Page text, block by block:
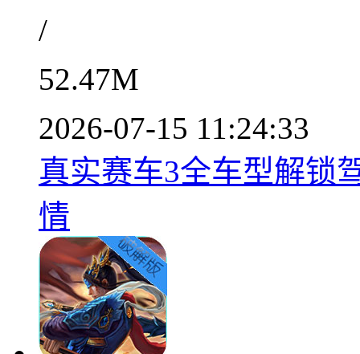
/
52.47M
2026-07-15 11:24:33
真实赛车3全车型解锁
情